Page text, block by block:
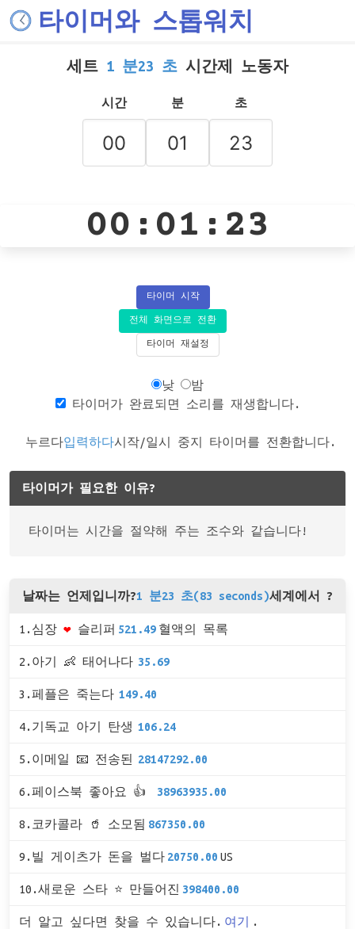
타이머와 스톱워치
세트 1 분23 초 시간제 노동자
시간 분 초
00:01:23
타이머 시작
전체 화면으로 전환
타이머 재설정
낮
밤
타이머가 완료되면 소리를 재생합니다.
누르다입력하다시작/일시 중지 타이머를 전환합니다.
타이머가 필요한 이유?
타이머는 시간을 절약해 주는 조수와 같습니다!
날짜는 언제입니까?1 분23 초(83 seconds)세계에서 ?
1.심장 ❤ 슬리퍼 521.49 혈액의 목록
2.아기 👶 태어나다 35.69
3.페플은 죽는다 149.40
4.기독교 아기 탄생 106.24
5.이메일 📧 전송된 28147292.00
6.페이스북 좋아요 👍 38963935.00
8.코카콜라 🥤 소모됨 867350.00
9.빌 게이츠가 돈을 벌다 20750.00 US
10.새로운 스타 ⭐ 만들어진 398400.00
더 알고 싶다면 찾을 수 있습니다. 여기 .